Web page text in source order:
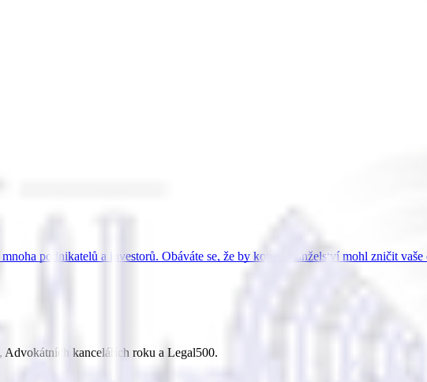
podnikatelů a investorů. Obáváte se, že by konec manželství mohl zničit
Advokátních kancelářích roku a Legal500.